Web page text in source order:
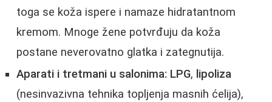
toga se koža ispere i namaze hidratantnom
kremom. Mnoge žene potvrđuju da koža
postane neverovatno glatka i zategnutija.
Aparati i tretmani u salonima: LPG, lipoliza
(nesinvazivna tehnika topljenja masnih ćelija),